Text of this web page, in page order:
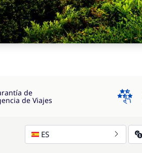
de
de Viajes
4.3
ES